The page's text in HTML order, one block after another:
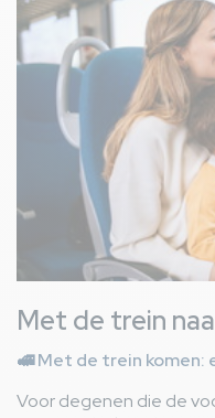
Met de trein
🚅Met de trein
Voor degenen die de